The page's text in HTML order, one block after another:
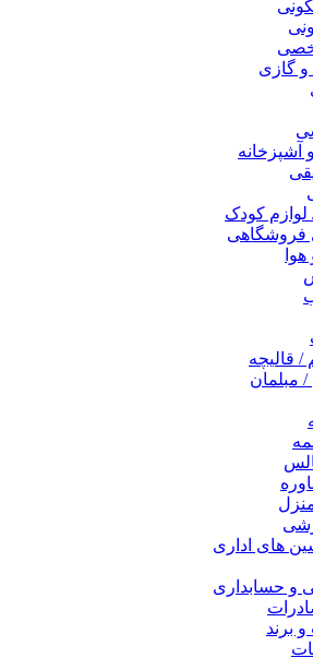
و گازی
آشپزخانه
کودک
فروشگاهی
قالیچه
/ مبلمان
های اداری
و حسابداری
برند